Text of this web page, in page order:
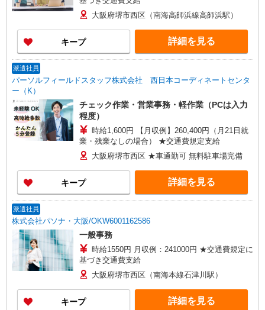
大阪府堺市西区（南海高師浜線高師浜駅）
キープ 詳細を見る
派遣社員
パーソルフィールドスタッフ株式会社 西日本コーディネートセンタ
ー（K）
チェック作業・営業事務・軽作業（PCは入力
程度）
時給1,600円 【月収例】260,400円（月21日就
業・残業なしの場合） ★交通費規定支給
大阪府堺市西区 ★車通勤可 無料駐車場完備
キープ 詳細を見る
派遣社員
株式会社パソナ・大阪/OKW6001162586
一般事務
時給1550円 月収例：241000円 ★交通費規定に
基づき交通費支給
大阪府堺市西区（南海本線石津川駅）
キープ 詳細を見る